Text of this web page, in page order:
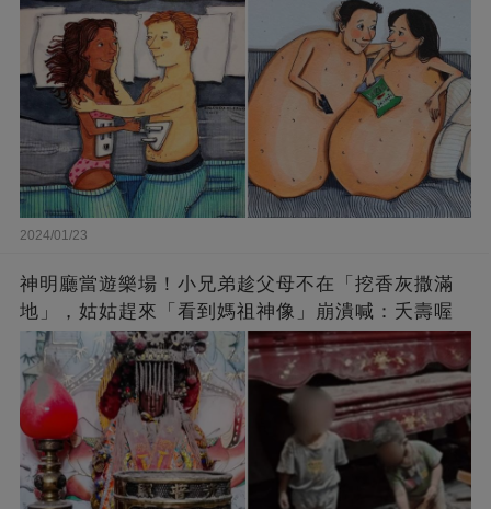
2024/01/23
神明廳當遊樂場！小兄弟趁父母不在「挖香灰撒滿
地」，姑姑趕來「看到媽祖神像」崩潰喊：夭壽喔